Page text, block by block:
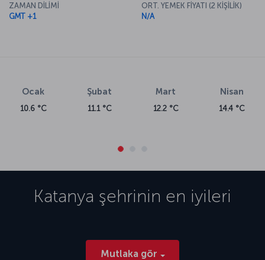
ZAMAN DİLİMİ
GMT +1
ORT. YEMEK FİYATI (2 KİŞİLİK)
N/A
Ocak
10.6 °C
Şubat
11.1 °C
Mart
12.2 °C
Nisan
14.4 °C
Katanya şehrinin en iyileri
Mutlaka gör